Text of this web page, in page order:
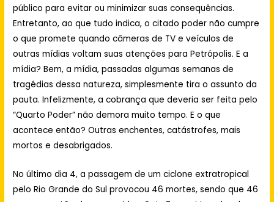
público para evitar ou minimizar suas consequências.
Entretanto, ao que tudo indica, o citado poder não cumpre
o que promete quando câmeras de TV e veículos de
outras mídias voltam suas atenções para Petrópolis. E a
mídia? Bem, a mídia, passadas algumas semanas de
tragédias dessa natureza, simplesmente tira o assunto da
pauta. Infelizmente, a cobrança que deveria ser feita pelo
“Quarto Poder” não demora muito tempo. E o que
acontece então? Outras enchentes, catástrofes, mais
mortos e desabrigados.
No último dia 4, a passagem de um ciclone extratropical
pelo Rio Grande do Sul provocou 46 mortes, sendo que 46